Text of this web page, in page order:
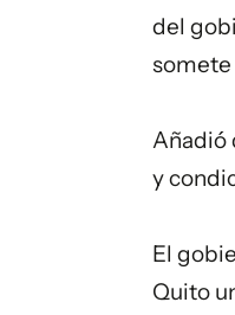
del
somete
Añadió
y
El
Quito